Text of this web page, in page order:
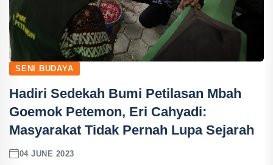
SENI BUDAYA
Hadiri Sedekah Bumi Petilasan Mbah
Goemok Petemon, Eri Cahyadi:
Masyarakat Tidak Pernah Lupa Sejarah
04 JUNE 2023